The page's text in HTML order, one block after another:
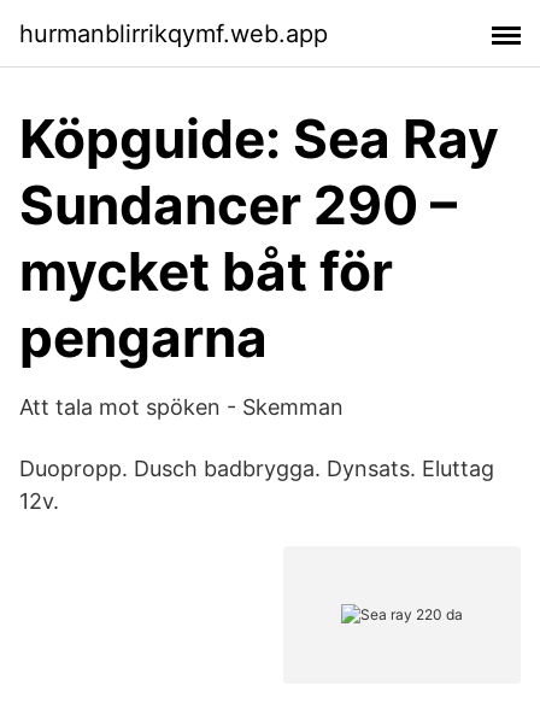
hurmanblirrikqymf.web.app
Köpguide: Sea Ray
Sundancer 290 –
mycket båt för
pengarna
Att tala mot spöken - Skemman
Duopropp. Dusch badbrygga. Dynsats. Eluttag
12v.